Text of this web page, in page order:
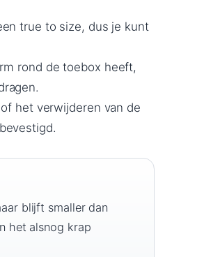
true to size, dus je kunt
rond de toebox heeft,
het verwijderen van de
blijft smaller dan
het alsnog krap